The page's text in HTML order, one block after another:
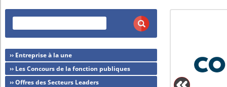
›› Entreprise à la une
›› Les Concours de la fonction publiques
›› Offres des Secteurs Leaders